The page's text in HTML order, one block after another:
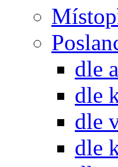
dle
dle
dle
dle